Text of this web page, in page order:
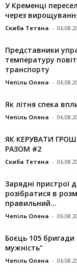
У Кременці
через
Скиба Тетяна -
Представники
температуру
транспорту
Чепіль Олена -
Як літня спека
Чепіль Олена -
ЯК КЕРУВАТИ
РАЗОМ #2
Скиба Тетяна -
Зарядні пристрої
розібратися в
правильний...
Чепіль Олена -
Боєць 105
мужність”
Чепіль Олена -